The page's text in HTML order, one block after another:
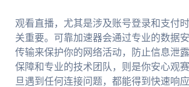
观看直播，尤其是涉及账号登录和支付
关重要。可靠加速器会通过专业的数据
传输来保护你的网络活动，防止信息泄
保障和专业的技术团队，则是你安心观
旦遇到任何连接问题，都能得到快速响